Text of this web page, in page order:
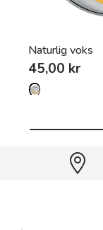
Naturlig voks
45,00 kr